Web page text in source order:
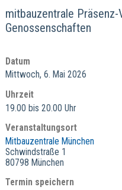
mitbauzentrale Präsenz-
Genossenschaften
Datum
Mittwoch, 6. Mai 2026
Uhrzeit
19.00 bis 20.00 Uhr
Veranstaltungsort
Mitbauzentrale München
Schwindstraße 1
80798 München
Termin speichern